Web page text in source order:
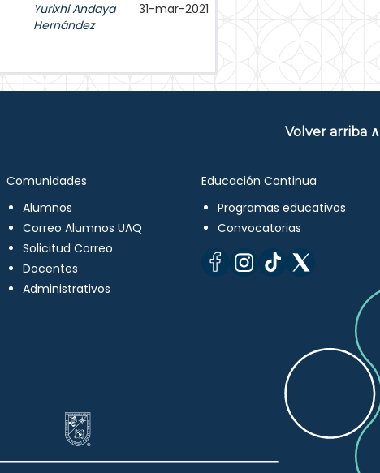
Yurixhi Andaya
Hernández
31-mar-2021
Volver arriba ∧
Comunidades
Alumnos
Correo Alumnos UAQ
Solicitud Correo
Docentes
Administrativos
Educación Continua
Programas educativos
Convocatorias